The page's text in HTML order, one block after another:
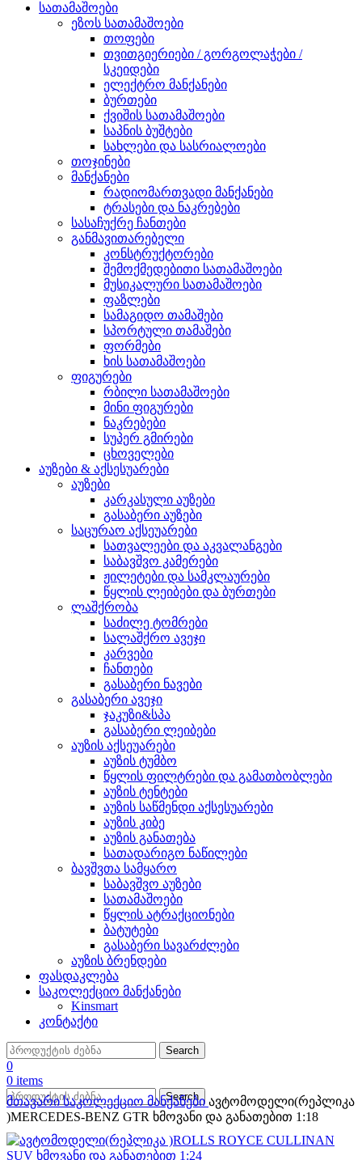
სათამაშოები
ეზოს სათამაშოები
თოფები
თვითგიერიები / გორგოლაჭები /
სკეიდები
ელექტრო მანქანები
ბურთები
ქვიშის სათამაშოები
საპნის ბუშტები
სახლები და სასრიალოები
თოჯინები
მანქანები
რადიომართვადი მანქანები
ტრასები და ნაკრებები
სასაჩუქრე ჩანთები
განმავითარებელი
კონსტრუქტორები
შემოქმედებითი სათამაშოები
მუსიკალური სათამაშოები
ფაზლები
სამაგიდო თამაშები
სპორტული თამაშები
ფორმები
ხის სათამაშოები
ფიგურები
რბილი სათამაშოები
მინი ფიგურები
ნაკრებები
სუპერ გმირები
ცხოველები
აუზები & აქსესუარები
აუზები
კარკასული აუზები
გასაბერი აუზები
საცურაო აქსეუარები
სათვალეები და აკვალანგები
საბავშვო კამერები
ჟილეტები და სამკლაურები
წყლის ლეიბები და ბურთები
ლაშქრობა
საძილე ტომრები
სალაშქრო ავეჯი
კარვები
ჩანთები
გასაბერი ნავები
გასაბერი ავეჯი
ჯაკუზი&სპა
გასაბერი ლეიბები
აუზის აქსეუარები
აუზის ტუმბო
წყლის ფილტრები და გამათბობლები
აუზის ტენტები
აუზის საწმენდი აქსესუარები
აუზის კიბე
აუზის განათება
სათადარიგო ნაწილები
ბავშვთა სამყარო
საბავშვო აუზები
სათამაშოები
წყლის ატრაქციონები
ბატუტები
გასაბერი სავარძლები
აუზის ბრენდები
ფასდაკლება
საკოლექციო მანქანები
Kinsmart
კონტაქტი
Search
0
0 items
Search
მთავარისაკოლექციო მანქანები ავტომოდელი(რეპლიკა
)MERCEDES-BENZ GTR ხმოვანი და განათებით 1:18